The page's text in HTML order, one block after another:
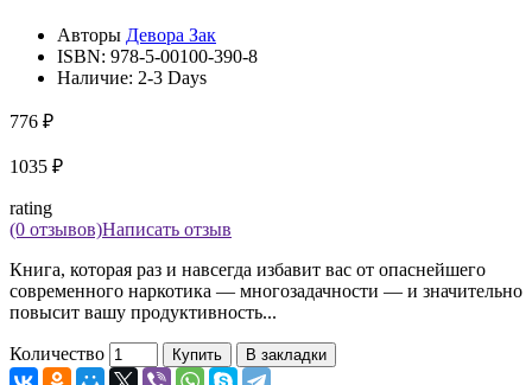
Авторы Девора Зак
ISBN: 978-5-00100-390-8
Наличие: 2-3 Days
776 ₽
1035 ₽
rating
(0 отзывов)Написать отзыв
Книга, которая раз и навсегда избавит вас от опаснейшего
современного наркотика — многозадачности — и значительно
повысит вашу продуктивность...
Количество Купить В закладки